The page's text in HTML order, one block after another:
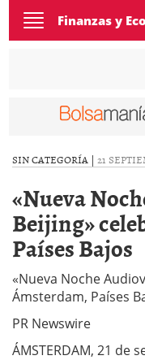
Toggle
navigation
Finanzas y
SIN CATEGORÍA | 21
«Nueva
Beijing»
Países Bajos
«Nueva Noche
Ámsterdam, Países
PR Newswire
ÁMSTERDAM, 21 de